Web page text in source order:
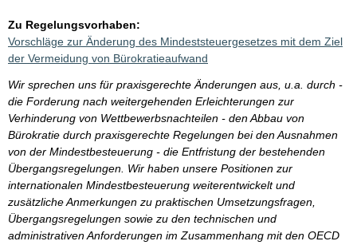
Zu Regelungsvorhaben:
Vorschläge zur Änderung des Mindeststeuergesetzes mit dem Ziel
der Vermeidung von Bürokratieaufwand
Wir sprechen uns für praxisgerechte Änderungen aus, u.a. durch -
die Forderung nach weitergehenden Erleichterungen zur
Verhinderung von Wettbewerbsnachteilen - den Abbau von
Bürokratie durch praxisgerechte Regelungen bei den Ausnahmen
von der Mindestbesteuerung - die Entfristung der bestehenden
Übergangsregelungen. Wir haben unsere Positionen zur
internationalen Mindestbesteuerung weiterentwickelt und
zusätzliche Anmerkungen zu praktischen Umsetzungsfragen,
Übergangsregelungen sowie zu den technischen und
administrativen Anforderungen im Zusammenhang mit den OECD